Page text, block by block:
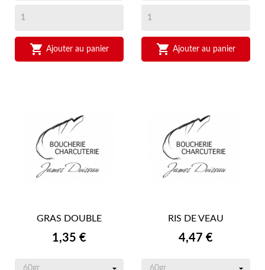
 Ajouter au panier  Ajouter au panier
GRAS DOUBLE
Prix
1,35 €
RIS DE VEAU
Prix
4,47 €